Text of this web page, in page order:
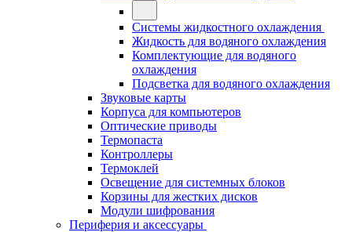
Системы жидкостного охлаждения
Жидкость для водяного охлаждения
Комплектующие для водяного
охлаждения
Подсветка для водяного охлаждения
Звуковые карты
Корпуса для компьютеров
Оптические приводы
Термопаста
Контроллеры
Термоклей
Освещение для системных блоков
Корзины для жестких дисков
Модули шифрования
Периферия и аксессуары